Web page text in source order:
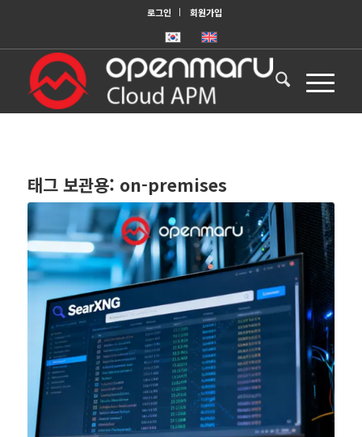
로그인 회원가입
태그 보관용: on-premises